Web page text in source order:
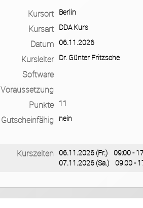
Kursort Berlin
Kursart DDA Kurs
Datum 06.11.2026
Kursleiter Dr. Günter Fritzsche
Software
Voraussetzung
Punkte 11
Gutscheinfähig nein
Kurszeiten
06.11.2026 (Fr.) 09:00 -
07.11.2026 (Sa.) 09:00 -